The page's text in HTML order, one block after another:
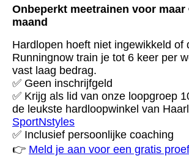
Onbeperkt meetrainen voor maar
maand
Hardlopen hoeft niet ingewikkeld of
Runningnow train je tot 6 keer per
vast laag bedrag.
✅ Geen inschrijfgeld
✅ Krijg als lid van onze loopgroep
de leukste hardloopwinkel van
SportNstyles
✅ Inclusief persoonlijke coaching
👉 Meld je aan voor een gratis